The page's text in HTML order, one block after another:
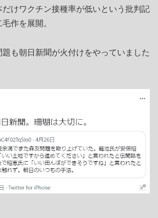
けワクチン接種率が低いという批判記
作を展開。
も朝日新聞が火付けをやっていました